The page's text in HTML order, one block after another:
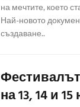
на мечтите, което
Най-новото
създаване..
на 13, 14 и